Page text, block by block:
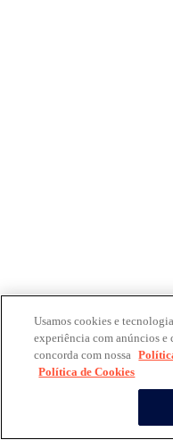
Usamos cookies e
experiência com anúncios e
concorda com nossa
Política de Cookies